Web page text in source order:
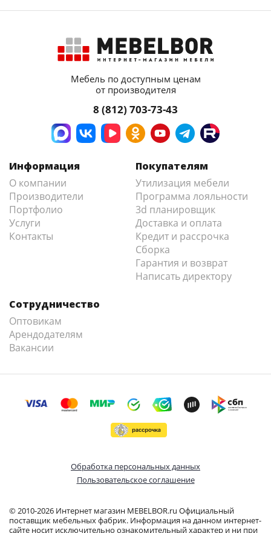
Мебель по доступным ценам
от производителя
8 (812) 703-73-43
Информация
О компании
Производители
Портфолио
Услуги
Контакты
Покупателям
Утилизация мебели
Программа лояльности
3d планировщик
Доставка и оплата
Кредит и рассрочка
Сборка
Гарантия и возврат
Написать директору
Сотрудничество
Оптовикам
Арендодателям
Вакансии
© 2010-2026 Интернет магазин MEBELBOR.ru Официальный
поставщик мебельных фабрик. Информация на данном интернет-
сайте носит исключительно ознакомительный характер и ни при
Обработка персональных данных
Пользовательское соглашение